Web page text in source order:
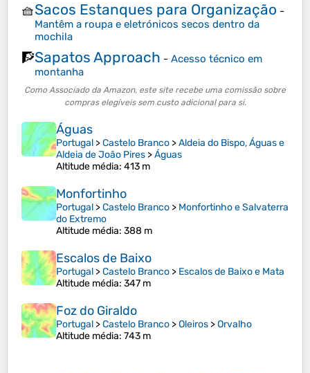
🧺Sacos Estanques para Organização -
Mantêm a roupa e eletrónicos secos dentro da
mochila
🧗Sapatos Approach - Acesso técnico em
montanha
Como Associado da Amazon, este site recebe uma comissão sobre
compras elegíveis sem custo adicional para si.
Águas
Portugal >Castelo Branco >Aldeia do Bispo, Águas e
Aldeia de João Pires >Águas
Altitude média: 413 m
Monfortinho
Portugal >Castelo Branco > Monfortinho e Salvaterra
do Extremo
Altitude média: 388 m
Escalos de Baixo
Portugal >Castelo Branco > Escalos de Baixo e Mata
Altitude média: 347 m
Foz do Giraldo
Portugal >Castelo Branco >Oleiros >Orvalho
Altitude média: 743 m